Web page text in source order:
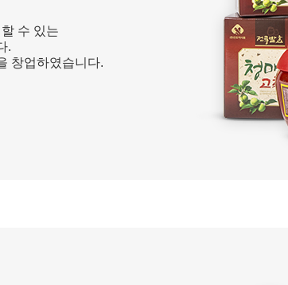
수 있는
.
창업하였습니다.